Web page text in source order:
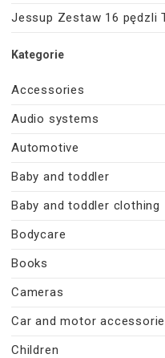
Jessup Zestaw 16 pędzli
Kategorie
Accessories
Audio systems
Automotive
Baby and toddler
Baby and toddler clothing
Bodycare
Books
Cameras
Car and motor
Children